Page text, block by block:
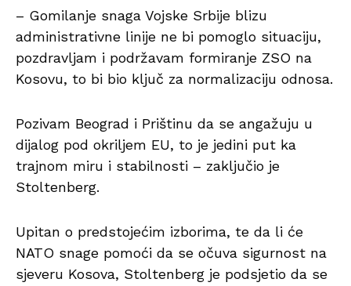
– Gomilanje snaga Vojske Srbije blizu
administrativne linije ne bi pomoglo situaciju,
pozdravljam i podržavam formiranje ZSO na
Kosovu, to bi bio ključ za normalizaciju odnosa.
Pozivam Beograd i Prištinu da se angažuju u
dijalog pod okriljem EU, to je jedini put ka
trajnom miru i stabilnosti – zaključio je
Stoltenberg.
Upitan o predstojećim izborima, te da li će
NATO snage pomoći da se očuva sigurnost na
sjeveru Kosova, Stoltenberg je podsjetio da se